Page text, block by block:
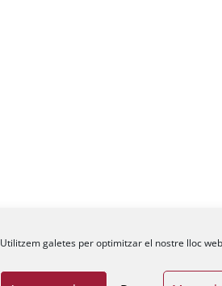
Utilitzem galetes per optimitzar el nostre lloc